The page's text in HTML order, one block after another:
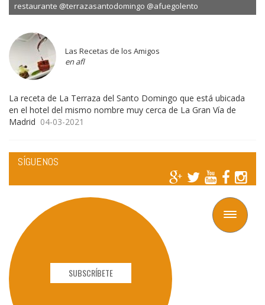
Toggle
navigation
restaurante @terrazasantodomingo @afuegolento
Las Recetas de los Amigos
en afl
La receta de La Terraza del Santo Domingo que está ubicada
en el hotel del mismo nombre muy cerca de La Gran Vía de
Madrid 04-03-2021
SÍGUENOS
SUBSCRÍBETE